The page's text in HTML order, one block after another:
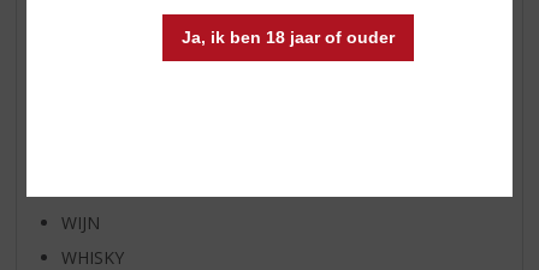
Ja, ik ben 18 jaar of ouder
BIER VAN DE MAAND
SPIRIT VAN DE MAAND
WIJN
WHISKY